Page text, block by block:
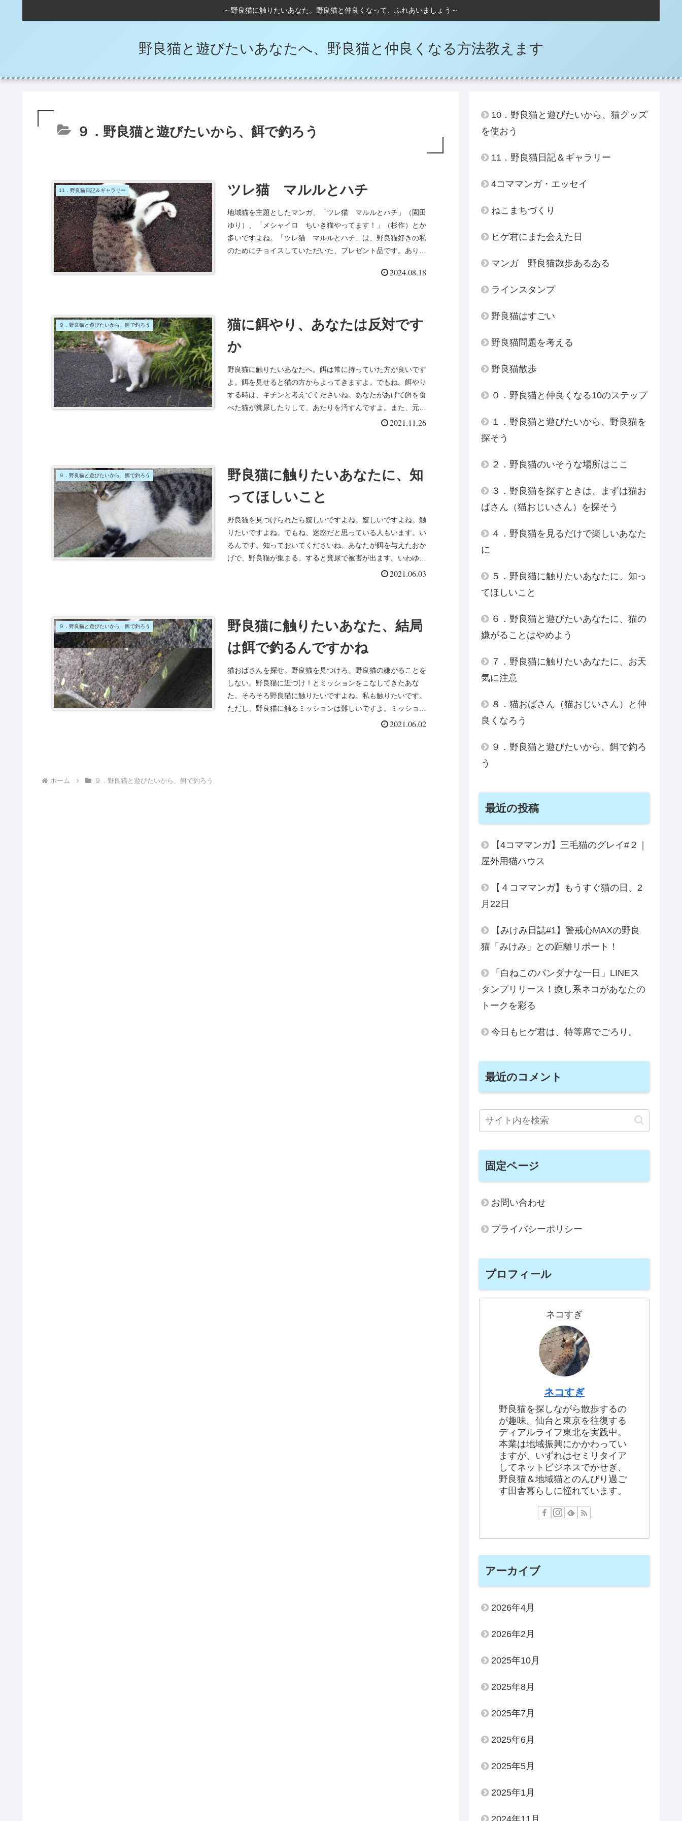
～野良猫に触りたいあなた。野良猫と仲良くなって、ふれあいましょう～
野良猫と遊びたいあなたへ、野良猫と仲良くなる方法教えます
９．野良猫と遊びたいから、餌で釣ろう
11．野良猫日記＆ギャラリー ツレ猫 マルルとハチ
地域猫を主題としたマンガ、「ツレ猫 マルルとハチ」（園田
ゆり）、「メシャイロ ちいき猫やってます！」（杉作）とか
多いですよね。「ツレ猫 マルルとハチ」は、野良猫好きの私
のためにチョイスしていただいた、プレゼント品です。ありが
2024.08.18
９．野良猫と遊びたいから、餌で釣ろう
猫に餌やり、あなたは反対です
か
野良猫に触りたいあなたへ。餌は常に持っていた方が良いです
よ。餌を見せると猫の方からよってきますよ。でもね。餌やり
する時は、キチンと考えてくださいね。あなたがあげて餌を食
べた猫が糞尿したりして、あたりを汚すんですよ。また、元気
2021.11.26
９．野良猫と遊びたいから、餌で釣ろう
野良猫に触りたいあなたに、知
ってほしいこと
野良猫を見つけられたら嬉しいですよね。嬉しいですよね。触
りたいですよね。でもね、迷惑だと思っている人もいます。い
るんです。知っておいてくださいね。あなたが餌を与えたおか
げで、野良猫が集まる。すると糞尿で被害が出ます。いわゆる
2021.06.03
９．野良猫と遊びたいから、餌で釣ろう
野良猫に触りたいあなた、結局
は餌で釣るんですかね
猫おばさんを探せ。野良猫を見つけろ。野良猫の嫌がることを
しない。野良猫に近づけ！とミッションをこなしてきたあな
た。そろそろ野良猫に触りたいですよね。私も触りたいです。
ただし、野良猫に触るミッションは難しいですよ。ミッション
2021.06.02
ホーム ９．野良猫と遊びたいから、餌で釣ろう
10．野良猫と遊びたいから、猫グッズ
を使おう
11．野良猫日記＆ギャラリー
4コママンガ・エッセイ
ねこまちづくり
ヒゲ君にまた会えた日
マンガ 野良猫散歩あるある
ラインスタンプ
野良猫はすごい
野良猫問題を考える
野良猫散歩
０．野良猫と仲良くなる10のステップ
１．野良猫と遊びたいから、野良猫を
探そう
２．野良猫のいそうな場所はここ
３．野良猫を探すときは、まずは猫お
ばさん（猫おじいさん）を探そう
４．野良猫を見るだけで楽しいあなた
に
５．野良猫に触りたいあなたに、知っ
てほしいこと
６．野良猫と遊びたいあなたに、猫の
嫌がることはやめよう
７．野良猫に触りたいあなたに、お天
気に注意
８．猫おばさん（猫おじいさん）と仲
良くなろう
９．野良猫と遊びたいから、餌で釣ろ
う
最近の投稿
【4コママンガ】三毛猫のグレイ#２｜
屋外用猫ハウス
【４コママンガ】もうすぐ猫の日、2
月22日
【みけみ日誌#1】警戒心MAXの野良
猫「みけみ」との距離リポート！
「白ねこのバンダナな一日」LINEス
タンプリリース！癒し系ネコがあなたの
トークを彩る
今日もヒゲ君は、特等席でごろり。
最近のコメント
固定ページ
お問い合わせ
プライバシーポリシー
プロフィール
ネコすぎ
ネコすぎ
野良猫を探しながら散歩するの
が趣味。仙台と東京を往復する
ディアルライフ東北を実践中。
本業は地域振興にかかわってい
ますが、いずれはセミリタイア
してネットビジネスでかせぎ、
野良猫＆地域猫とのんびり過ご
す田舎暮らしに憧れています。
アーカイブ
2026年4月
2026年2月
2025年10月
2025年8月
2025年7月
2025年6月
2025年5月
2025年1月